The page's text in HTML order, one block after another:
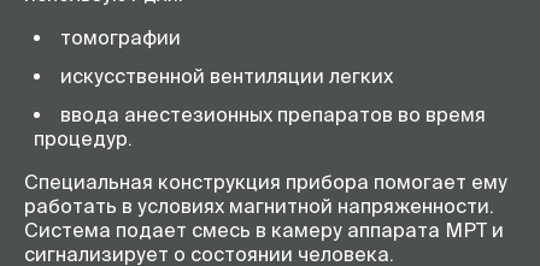
томографии
искусственной вентиляции легких
ввода анестезионных препаратов во время
процедур.
Специальная конструкция прибора помогает ему
работать в условиях магнитной напряженности.
Система подает смесь в камеру аппарата МРТ и
сигнализирует о состоянии человека.